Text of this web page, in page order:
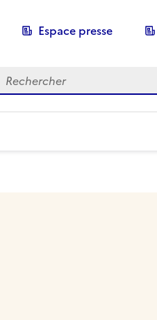
Espace presse
Recherche